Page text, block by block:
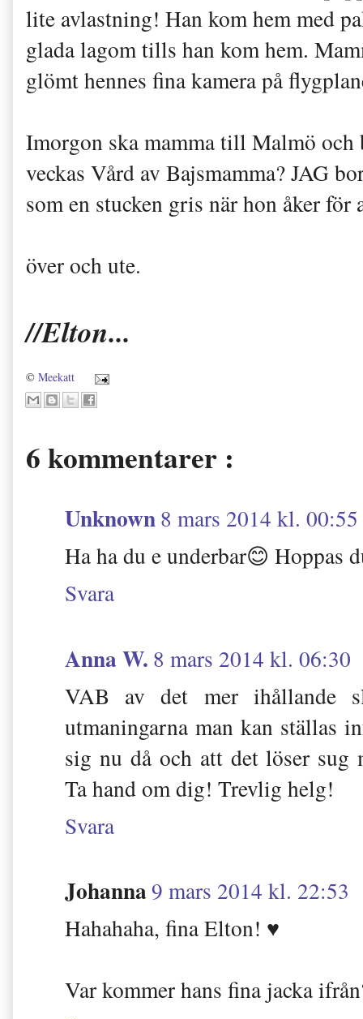
lite avlastning! Han kom hem med
glada lagom tills han kom hem.
glömt hennes fina kamera på
Imorgon ska mamma till Malmö
veckas Vård av Bajsmamma? JAG
som en stucken gris när hon åker
över och ute.
//Elton...
© Meekatt
6 kommentarer :
Unknown8 mars 2014 kl. 00:55
Ha ha du e underbar😊 Hoppas
Svara
Anna W. 8 mars 2014 kl. 06:30
VAB av det mer ihållande
utmaningarna man kan ställas
sig nu då och att det löser sug
Ta hand om dig! Trevlig helg!
Svara
Johanna9 mars 2014 kl. 22:53
Hahahaha, fina Elton! ♥
Var kommer hans fina jacka